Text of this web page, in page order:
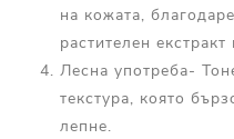
на кожата,
растителен екстракт
Лесна употреба-
текстура, която
лепне.